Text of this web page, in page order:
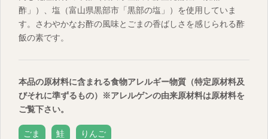
酢」）、塩（富山県黒部市「黒部の塩」）を使用していま
す。さわやかなお酢の風味とごまの香ばしさを感じられる酢
飯の素です。
本品の原材料に含まれる食物アレルギー物質（特定原材料及
びそれに準ずるもの）
※アレルゲンの由来原材料は原材料を
ご覧下さい。
ごま 鮭 りんご